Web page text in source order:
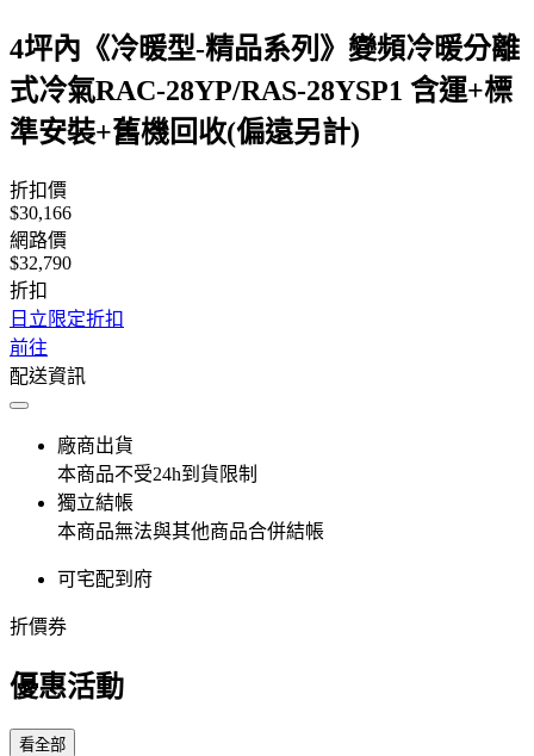
4坪內《冷暖型-精品系列》變頻冷暖分離
式冷氣RAC-28YP/RAS-28YSP1 含運+標
準安裝+舊機回收(偏遠另計)
折扣價
$30,166
網路價
$32,790
折扣
日立限定折扣
前往
配送資訊
廠商出貨
本商品不受24h到貨限制
獨立結帳
本商品無法與其他商品合併結帳
可宅配到府
折價券
優惠活動
看全部